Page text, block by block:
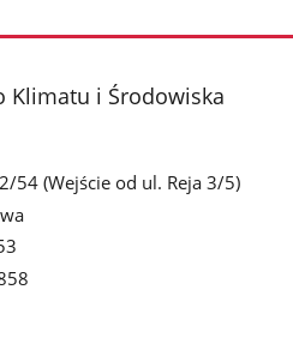
Klimatu i Środowiska
54 (Wejście od ul. Reja 3/5)